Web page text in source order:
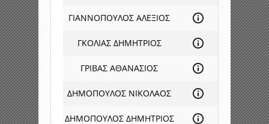
ΓΙΑΝΝΟΠΟΥΛΟΣ ΑΛΕΞΙΟΣ
ΓΚΟΛΙΑΣ ΔΗΜΗΤΡΙΟΣ
ΓΡΙΒΑΣ ΑΘΑΝΑΣΙΟΣ
ΔΗΜΟΠΟΥΛΟΣ ΝΙΚΟΛΑΟΣ
ΔΗΜΟΠΟΥΛΟΣ ΔΗΜΗΤΡΙΟΣ